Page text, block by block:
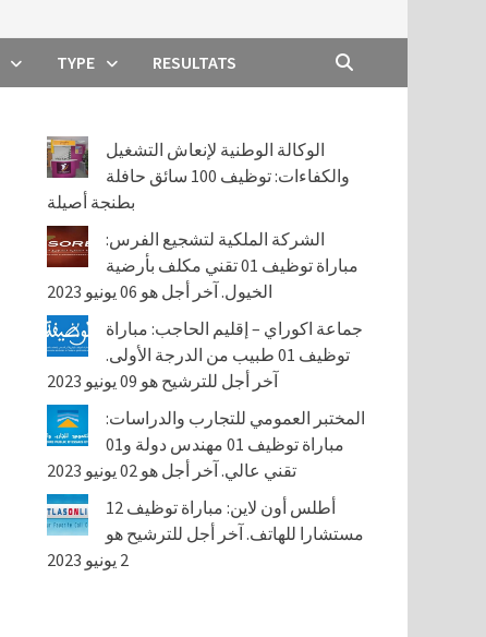
TYPE RESULTATS
الوكالة الوطنية لإنعاش التشغيل
والكفاءات: توظيف 100 سائق حافلة
بطنجة أصيلة
الشركة الملكية لتشجيع الفرس:
مباراة توظيف 01 تقني مكلف بأرضية
الخيول. آخر أجل هو 06 يونيو 2023
جماعة اكوراي – إقليم الحاجب: مباراة
توظيف 01 طبيب من الدرجة الأولى.
آخر أجل للترشيح هو 09 يونيو 2023
المختبر العمومي للتجارب والدراسات:
مباراة توظيف 01 مهندس دولة و01
تقني عالي. آخر أجل هو 02 يونيو 2023
أطلس أون لاين: مباراة توظيف 12
مستشارا للهاتف. آخر أجل للترشيح هو
2 يونيو 2023